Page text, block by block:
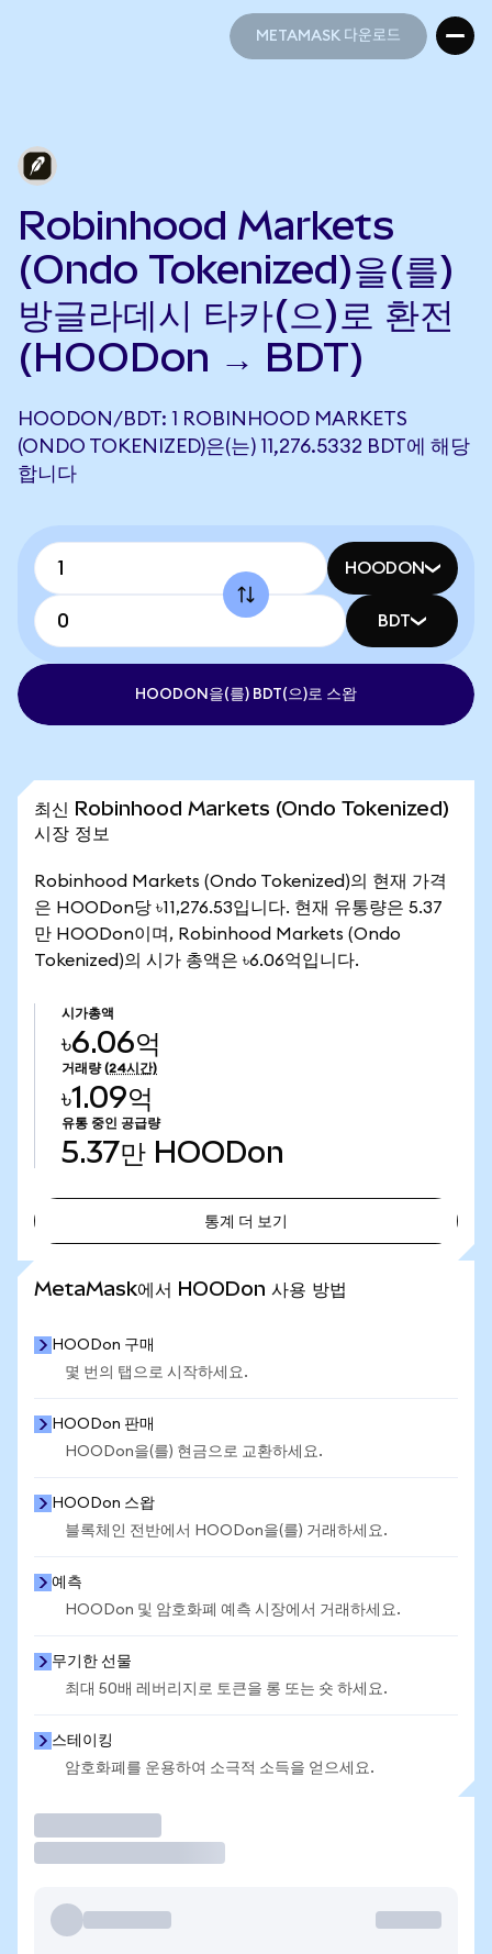
METAMASK 다운로드
Robinhood Markets
(Ondo Tokenized)을(를)
방글라데시 타카(으)로 환전
(HOODon → BDT)
HOODON/BDT: 1 ROBINHOOD MARKETS
(ONDO TOKENIZED)은(는) 11,276.5332 BDT에 해당
합니다
HOODON
BDT
HOODON을(를) BDT(으)로 스왑
최신 Robinhood Markets (Ondo Tokenized)
시장 정보
Robinhood Markets (Ondo Tokenized)의 현재 가격
은 HOODon당 ৳11,276.53입니다. 현재 유통량은 5.37
만 HOODon이며, Robinhood Markets (Ondo
Tokenized)의 시가 총액은 ৳6.06억입니다.
시가총액
৳6.06억
거래량 (24시간)
৳1.09억
유통 중인 공급량
5.37만 HOODon
통계 더 보기
MetaMask에서 HOODon 사용 방법
HOODon 구매
몇 번의 탭으로 시작하세요.
HOODon 판매
HOODon을(를) 현금으로 교환하세요.
HOODon 스왑
블록체인 전반에서 HOODon을(를) 거래하세요.
예측
HOODon 및 암호화폐 예측 시장에서 거래하세요.
무기한 선물
최대 50배 레버리지로 토큰을 롱 또는 숏 하세요.
스테이킹
암호화폐를 운용하여 소극적 소득을 얻으세요.